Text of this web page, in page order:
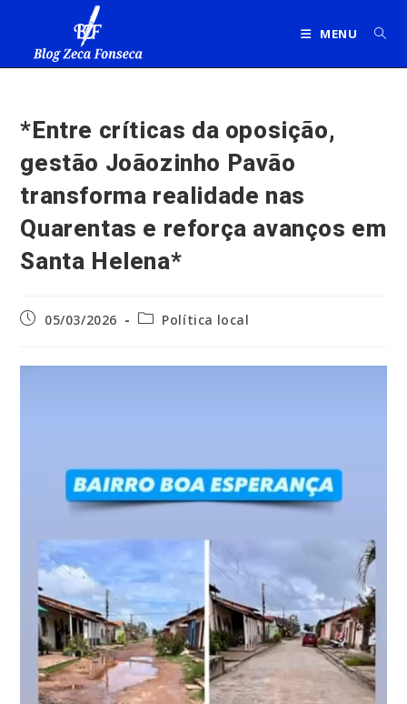
MENU
*Entre críticas da oposição,
gestão Joãozinho Pavão
transforma realidade nas
Quarentas e reforça avanços em
Santa Helena*
Post05/03/2026
Categoria
Política local